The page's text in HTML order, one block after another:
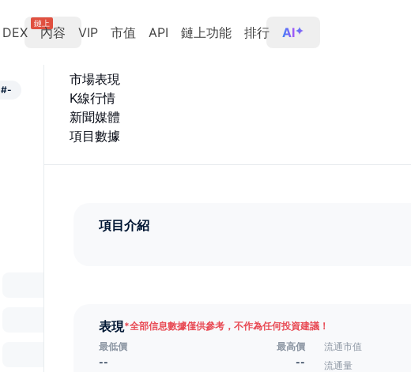
DEX
鏈上
內容 VIP 市值 API 鏈上功能 排行 AI
市場表現
K線行情
新聞媒體
項目數據
項目介紹
表現*全部信息數據僅供參考，不作為任何投資建議！
最低價
最高價
--
--
流通市值
流通量
#-